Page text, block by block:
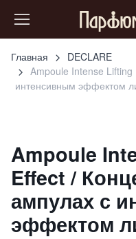
Главная
DECLARE
Ampoule Intense Lifting
интенсивным эффектом
Ampoule
Effect /
ампулах с
эффектом